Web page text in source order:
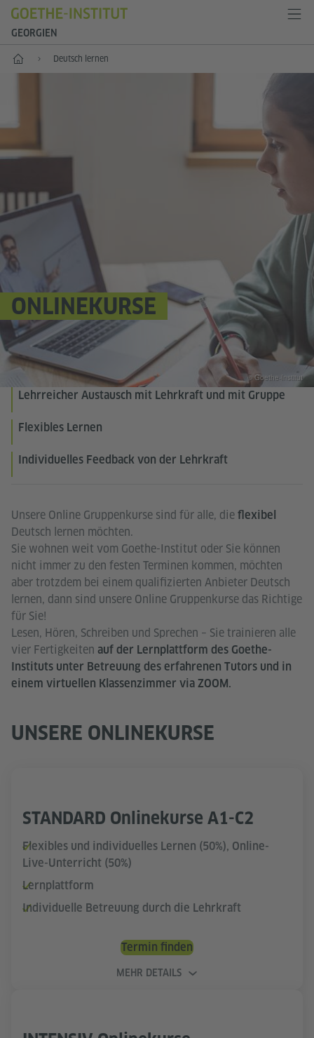
GEORGIEN
Start Deutsch lernen
ONLINEKURSE
Unsere Online Gruppenkurse sind für alle, die flexibel
Deutsch lernen möchten.
Sie wohnen weit vom Goethe-Institut oder Sie können
nicht immer zu den festen Terminen kommen, möchten
aber trotzdem bei einem qualifizierten Anbieter Deutsch
lernen, dann sind unsere Online Gruppenkurse das Richtige
für Sie!
Lesen, Hören, Schreiben und Sprechen – Sie trainieren alle
vier Fertigkeiten auf der Lernplattform des Goethe-
Instituts unter Betreuung des erfahrenen Tutors und in
einem virtuellen Klassenzimmer via ZOOM.
Lehrreicher Austausch mit Lehrkraft und mit Gruppe
Flexibles Lernen
Individuelles Feedback von der Lehrkraft
© Goethe-Institut
UNSERE ONLINEKURSE
STANDARD Onlinekurse A1-C2
Flexibles und individuelles Lernen (50%), Online-
Live-Unterricht (50%)
Lernplattform
Individuelle Betreuung durch die Lehrkraft
Termin finden
MEHR DETAILS